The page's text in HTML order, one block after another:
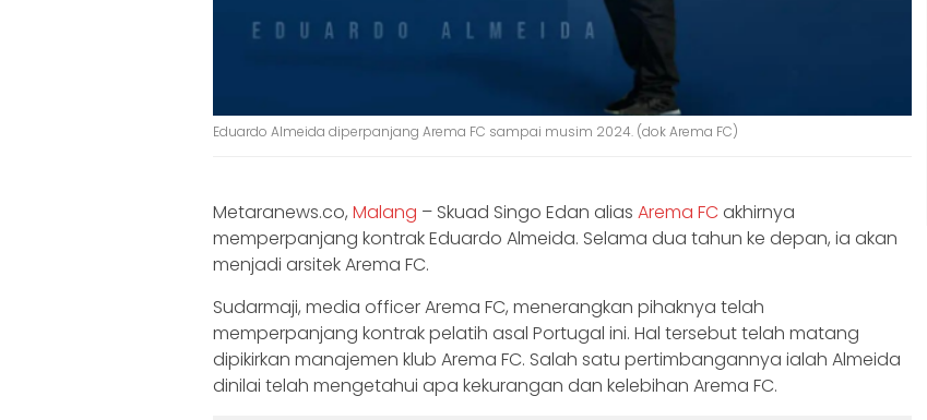
Eduardo Almeida diperpanjang Arema FC sampai musim 2024. (dok Arema FC)
Metaranews.co, Malang – Skuad Singo Edan alias Arema FC akhirnya
memperpanjang kontrak Eduardo Almeida. Selama dua tahun ke depan, ia akan
menjadi arsitek Arema FC.
Sudarmaji, media officer Arema FC, menerangkan pihaknya telah
memperpanjang kontrak pelatih asal Portugal ini. Hal tersebut telah matang
dipikirkan manajemen klub Arema FC. Salah satu pertimbangannya ialah Almeida
dinilai telah mengetahui apa kekurangan dan kelebihan Arema FC.